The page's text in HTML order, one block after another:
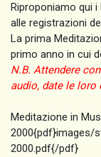
Riproponiamo qui
alle registrazioni
La prima
primo anno in cui
N.B. Attendere
audio, date le loro
Meditazione in
2000{pdf}images/
2000.pdf{/pdf}